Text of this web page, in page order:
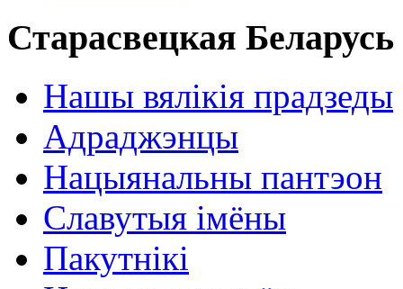
Старасвецкая Беларусь
Нашы вялікія прадзеды
Адраджэнцы
Нацыянальны пантэон
Славутыя імёны
Пакутнікі